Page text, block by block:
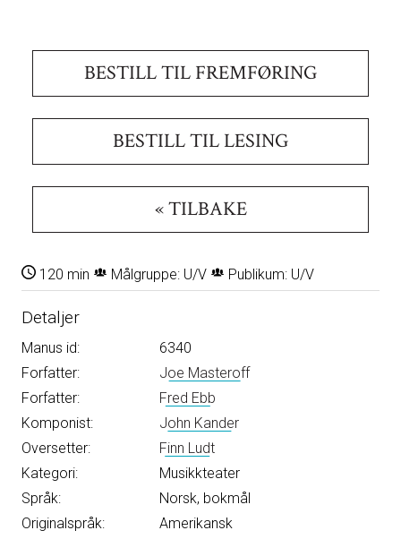
« TILBAKE
BESTILL TIL LESING
BESTILL TIL FREMFØRING
120 min Målgruppe: U/V Publikum: U/V
Detaljer
Manus id:
6340
Forfatter:
Joe Masteroff
Forfatter:
Fred Ebb
Komponist:
John Kander
Oversetter:
Finn Ludt
Kategori:
Musikkteater
Språk:
Norsk, bokmål
Originalspråk:
Amerikansk